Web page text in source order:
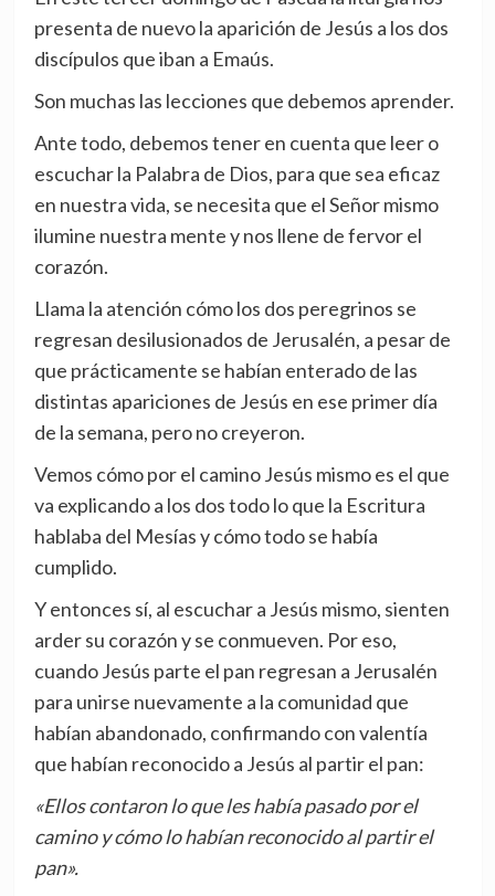
presenta de nuevo la aparición de Jesús a los dos
discípulos que iban a Emaús.
Son muchas las lecciones que debemos aprender.
Ante todo, debemos tener en cuenta que leer o
escuchar la Palabra de Dios, para que sea eficaz
en nuestra vida, se necesita que el Señor mismo
ilumine nuestra mente y nos llene de fervor el
corazón.
Llama la atención cómo los dos peregrinos se
regresan desilusionados de Jerusalén, a pesar de
que prácticamente se habían enterado de las
distintas apariciones de Jesús en ese primer día
de la semana, pero no creyeron.
Vemos cómo por el camino Jesús mismo es el que
va explicando a los dos todo lo que la Escritura
hablaba del Mesías y cómo todo se había
cumplido.
Y entonces sí, al escuchar a Jesús mismo, sienten
arder su corazón y se conmueven. Por eso,
cuando Jesús parte el pan regresan a Jerusalén
para unirse nuevamente a la comunidad que
habían abandonado, confirmando con valentía
que habían reconocido a Jesús al partir el pan:
«Ellos contaron lo que les había pasado por el
camino y cómo lo habían reconocido al partir el
pan».